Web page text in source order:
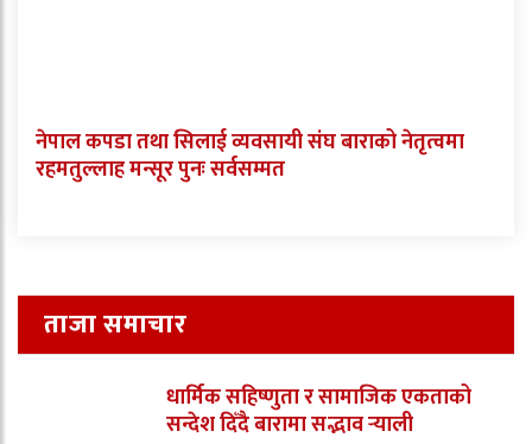
नेपाल कपडा तथा सिलाई व्यवसायी संघ बाराको नेतृत्वमा
रहमतुल्लाह मन्सूर पुनः सर्वसम्मत
ताजा समाचार
धार्मिक सहिष्णुता र सामाजिक एकताको
सन्देश दिँदै बारामा सद्भाव र्‍याली